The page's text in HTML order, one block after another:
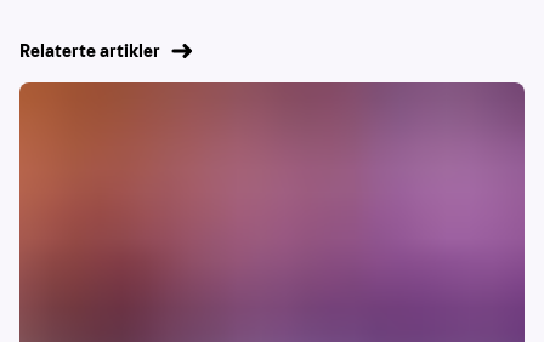
Relaterte artikler